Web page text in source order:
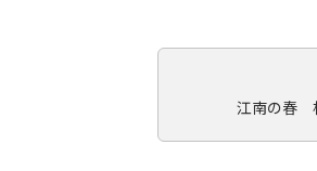
江南の春